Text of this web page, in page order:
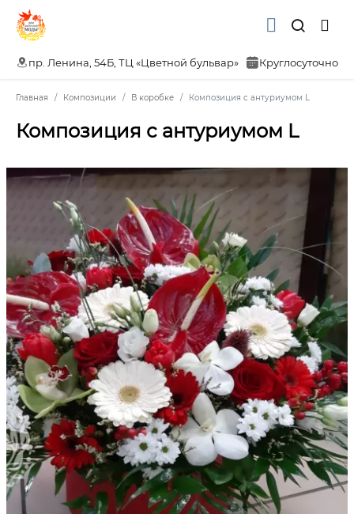
пр. Ленина, 54Б, ТЦ «Цветной бульвар» Круглосуточно
Главная Композиции В коробке Композиция с антуриумом L
Композиция с антуриумом L